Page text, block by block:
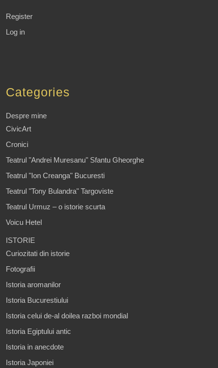
Register
Log in
Categories
Despre mine
CivicArt
Cronici
Teatrul "Andrei Muresanu" Sfantu Gheorghe
Teatrul "Ion Creanga" Bucuresti
Teatrul "Tony Bulandra" Targoviste
Teatrul Urmuz – o istorie scurta
Voicu Hetel
ISTORIE
Curiozitati din istorie
Fotografii
Istoria aromanilor
Istoria Bucurestiului
Istoria celui de-al doilea razboi mondial
Istoria Egiptului antic
Istoria in anecdote
Istoria Japoniei